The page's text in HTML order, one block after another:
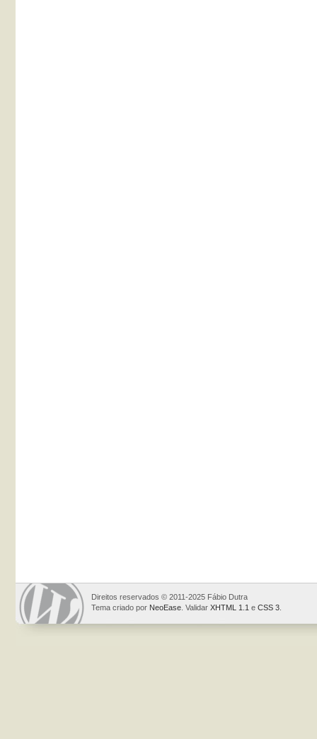
Direitos reservados © 2011-2025 Fábio Dutra
Tema criado por NeoEase . Validar XHTML 1.1 e CSS 3